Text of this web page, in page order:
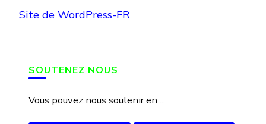
Site de WordPress-FR
SOUTENEZ NOUS
Vous pouvez nous soutenir en ...